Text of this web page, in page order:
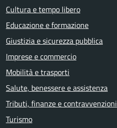
Cultura e tempo libero
Educazione e formazione
Giustizia e sicurezza pubblica
Imprese e commercio
Mobilità e trasporti
Salute, benessere e assistenza
Tributi, finanze e contravvenzioni
Turismo